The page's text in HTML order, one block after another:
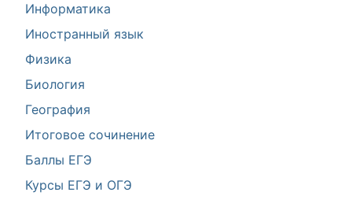
Информатика
Иностранный язык
Физика
Биология
География
Итоговое сочинение
Баллы ЕГЭ
Курсы ЕГЭ и ОГЭ